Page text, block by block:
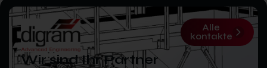
Wir sind Ihr Partner
Alle
kontakte